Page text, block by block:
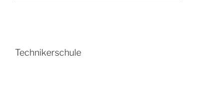
Technikerschule